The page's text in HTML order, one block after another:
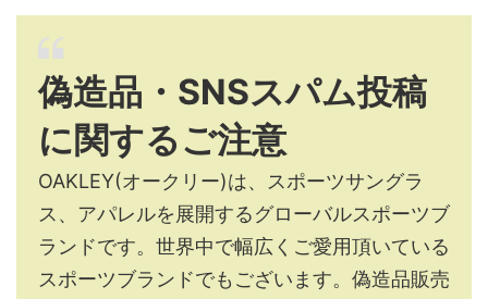
偽造品・SNSスパム投稿
に関するご注意
OAKLEY(オークリー)は、スポーツサングラ
ス、アパレルを展開するグローバルスポーツブ
ランドです。世界中で幅広くご愛用頂いている
スポーツブランドでもございます。偽造品販売